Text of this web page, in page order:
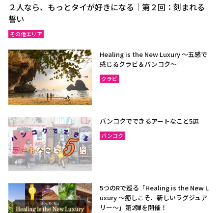
２人なら、もっとタイが好きになる｜第２回：刻まれる
誓い
その他エリア
Healing is the New Luxury ～五感で
感じるクラビ＆バンコク～
クラビ
バンコクでできるアートなこと5選
バンコク
5つのRで巡る「Healing is the New L
uxury ～癒しこそ、新しいラグジュア
リー〜」第2弾を開催！